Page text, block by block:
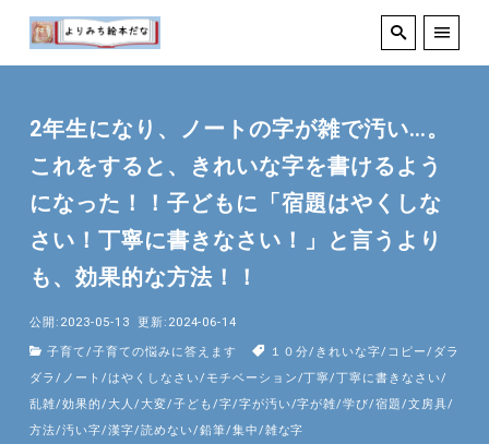
2年生になり、ノートの字が雑で汚い…。
これをすると、きれいな字を書けるよう
になった！！子どもに「宿題はやくしな
さい！丁寧に書きなさい！」と言うより
も、効果的な方法！！
公開:2023-05-13 更新:2024-06-14
子育て/子育ての悩みに答えます １０分/ きれいな字/ コピー/ ダラ
ダラ / ノート /はやくしなさい/ モチベーション/丁寧/丁寧に書きなさい/
乱雑/効果的/大人 /大変/子ども/字/字が汚い/字が雑/学び/宿題/文房具/
方法/汚い字/漢字/読めない/鉛筆/集中/雑な字